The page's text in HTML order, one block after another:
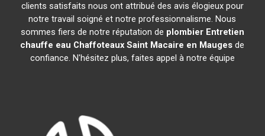
clients satisfaits nous ont attribué des avis élogieux pour
notre travail soigné et notre professionnalisme. Nous
sommes fiers de notre réputation de plombier Entretien
chauffe eau Chaffoteaux Saint Macaire en Mauges de
confiance. N'hésitez plus, faites appel à notre équipe